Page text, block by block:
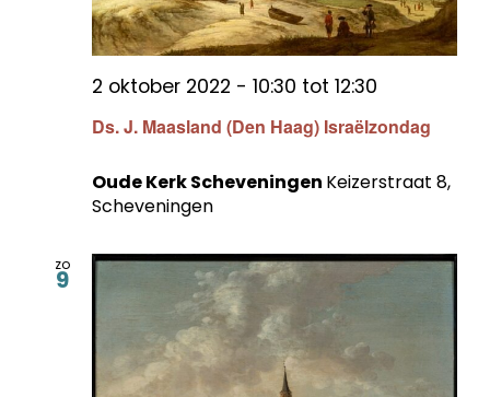
Ds. J. Maasland (Den Haag) Israëlzondag
2 oktober 2022 - 10:30 tot 12:30
Oude Kerk Scheveningen Keizerstraat 8,
Scheveningen
zo
9